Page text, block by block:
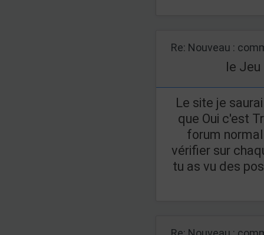
Re: Nouveau :
le Jeu
Le site je
que Oui c'est
forum
vérifier sur
tu as vu des